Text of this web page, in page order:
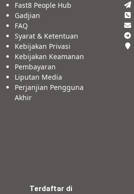
Fast8 People Hub
Gadjian
FAQ
Syarat & Ketentuan
Kebijakan Privasi
Kebijakan Keamanan
Pembayaran
Liputan Media
Perjanjian Pengguna
Akhir
Terdaftar di